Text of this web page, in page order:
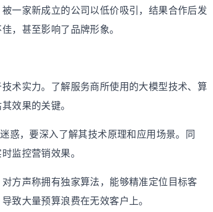
一家新成立的公司以低价吸引，结果合作后发
，甚至影响了品牌形象。
术实力。了解服务商所使用的大模型技术、算
效果的关键。
惑，要深入了解其技术原理和应用场景。同
监控营销效果。
方声称拥有独家算法，能够精准定位目标客
致大量预算浪费在无效客户上。